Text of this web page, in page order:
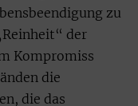
zu
der
Kompromiss
die
die das